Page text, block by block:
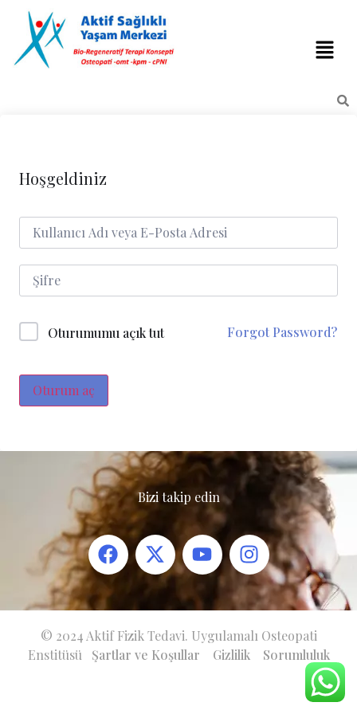
Hoşgeldiniz
Oturumumu açık tut Forgot Password?
Oturum aç
Bizi takip edin
© 2024 Aktif Fizik Tedavi. Uygulamalı Osteopati
Enstitüsü Şartlar ve Koşullar Gizlilik Sorumluluk